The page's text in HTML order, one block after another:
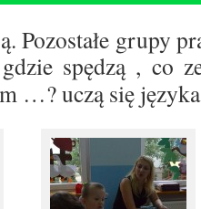
Pozostałe grupy
spędzą , co
…? uczą się